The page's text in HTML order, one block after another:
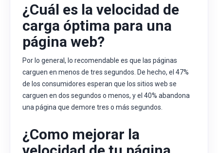
¿Cuál es la velocidad de
carga óptima para una
página web?
Por lo general, lo recomendable es que las páginas
carguen en menos de tres segundos. De hecho, el 47%
de los consumidores esperan que los sitios web se
carguen en dos segundos o menos, y el 40% abandona
una página que demore tres o más segundos.
¿Como mejorar la